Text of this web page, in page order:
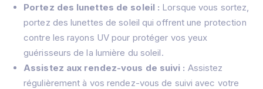
Portez des lunettes de soleil : Lorsque vous sortez,
portez des lunettes de soleil qui offrent une protection
contre les rayons UV pour protéger vos yeux
guérisseurs de la lumière du soleil.
Assistez aux rendez-vous de suivi : Assistez
régulièrement à vos rendez-vous de suivi avec votre